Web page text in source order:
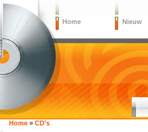
Home Nieuw
Home » CD's